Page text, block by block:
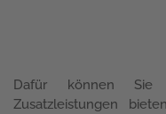
Dafür können Sie
Zusatzleistungen